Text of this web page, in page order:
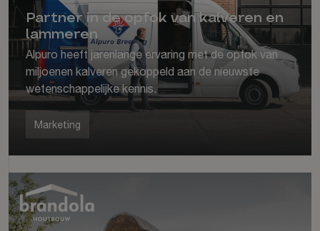
Partner in de opfok van kalveren en
lammeren
Alpuro heeft jarenlange ervaring met de opfok van
miljoenen kalveren gekoppeld aan de nieuwste
wetenschappelijke kennis.
Marketing